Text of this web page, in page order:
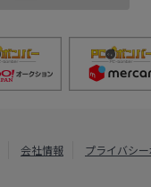
会社情報 プライバシ